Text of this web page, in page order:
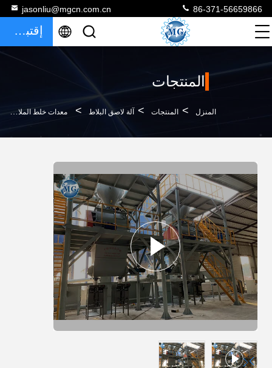
jasonliu@mgcn.com.cn 86-371-56659866
إقتباس
المنتجات
المنزل > المنتجات > آلة لاصق البلاط > معدات خلط الملاط الجاف اللاصق للسيراميك بكفاءة عالية